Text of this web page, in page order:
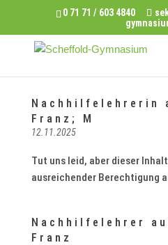
0 71 71 / 603 4840
Nachhilfelehrerin
Franz; M
12.11.2025
Tut uns leid, aber dieser
ausreichender Berechtigung
Nachhilfelehrer
Franz